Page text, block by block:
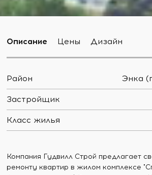
Описание Цены Дизайн
Район Энка
Застройщик
Класс жилья
Компания Гудвилл Строй предлагает
ремонту квартир в жилом комплексе